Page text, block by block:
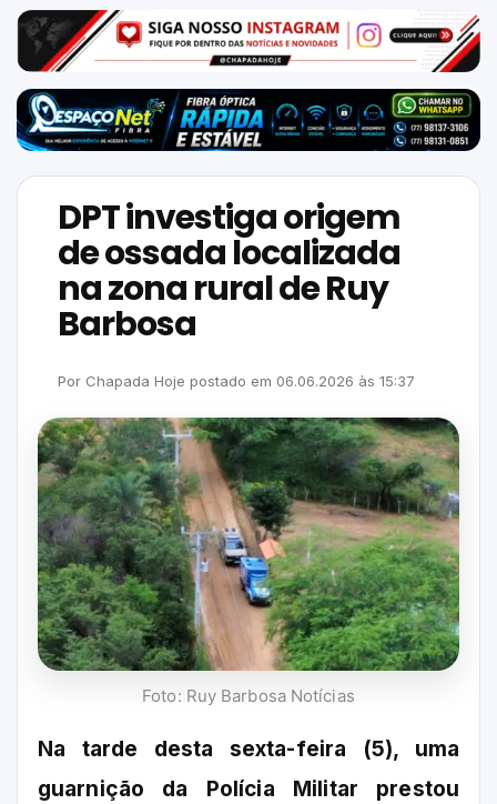
NAS
NOSSAS
REDES
DPT investiga origem
de ossada localizada
na zona rural de Ruy
Barbosa
Por Chapada Hoje postado em 06.06.2026 às 15:37
Foto: Ruy Barbosa Notícias
Na tarde desta sexta-feira (5), uma
guarnição da Polícia Militar prestou